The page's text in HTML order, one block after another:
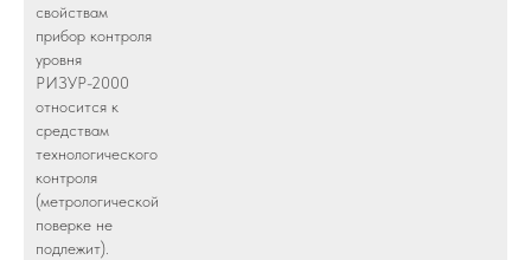
свойствам
прибор контроля
уровня
РИЗУР-2000
относится к
средствам
технологического
контроля
(метрологической
поверке не
подлежит).